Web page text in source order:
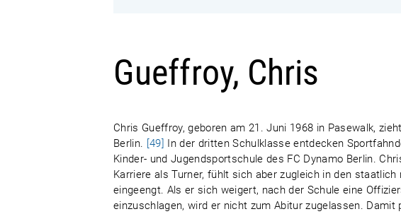
Gueffroy, Chris
Chris Gueffroy, geboren am 21. Juni 1968 in Pasewalk,
Berlin. [49] In der dritten Schulklasse entdecken
Kinder- und Jugendsportschule des FC Dynamo Berlin.
Karriere als Turner, fühlt sich aber zugleich in den
eingeengt. Als er sich weigert, nach der Schule eine
einzuschlagen, wird er nicht zum Abitur zugelassen.